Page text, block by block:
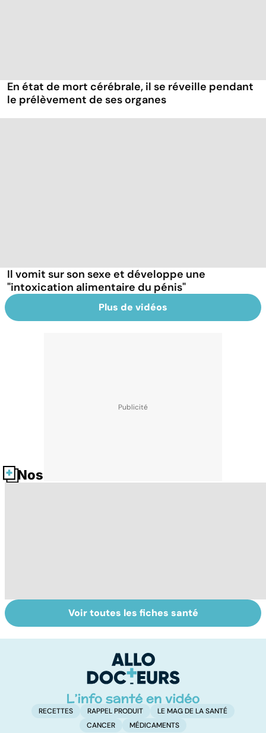
En état de mort cérébrale, il se réveille pendant
le prélèvement de ses organes
Il vomit sur son sexe et développe une
"intoxication alimentaire du pénis"
Plus de vidéos
Nos fiches santé
Donner son corps
à la science
La greffe, du
prélèvement à la
Voir toutes les fiches santé
RECETTES RAPPEL PRODUIT
LE MAG DE LA SANTÉ
CANCER
MÉDICAMENTS